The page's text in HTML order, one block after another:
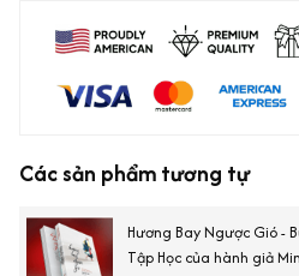
Các sản phẩm tương tự
Hương Bay Ngược Gió -
Tập Học của hành giả